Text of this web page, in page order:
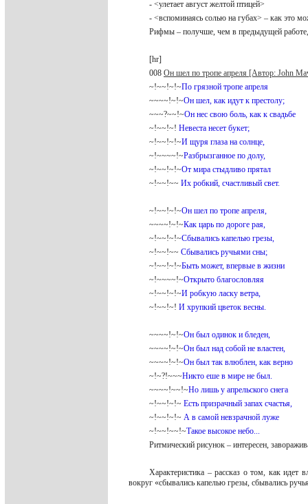
- <улетает август желтой птицей>
- <вспоминаясь солью на губах> – как это
Рифмы – получше, чем в предыдущей
[hr]
008 Он шел по тропе апреля [Автор: John
~!~~!~!~По грязной тропе апреля
~~~~!~!~Он шел, как идут к престолу;
~~~?~~!~Он нес свою боль, как к свадьбе
~!~~!~! Невеста несет букет;
~!~~!~!~И щуря глаза на солнце,
~!~~~~!~Разбрызганное по долу,
~!~~!~!~От мира стыдливо прятал
~!~~!~~ Их робкий, счастливый свет.
~!~~!~!~Он шел по тропе апреля,
~~~~!~!~Как царь по дороге рая,
~!~~!~!~Сбывались капелью грезы,
~!~~!~~ Сбывались ручьями сны;
~!~~!~!~Быть может, впервые в жизни
~!~~~~!~Открыто благословляя
~!~~!~!~И робкую ласку ветра,
~!~~!~! И хрупкий цветок весны.
~~~~!~!~Он был одинок и бледен,
~~~~!~!~Он был над собой не властен,
~~~~!~!~Он был так влюблен, как верно
~!~?!~~~Никто еше в мире не был.
~~~~!~~!~Но лишь у апрельского снега
~!~~!~!~ Есть призрачный запах счастья,
~!~~!~!~ А в самой невзрачной луже
~!~~!~~!~Такое высокое небо...
Ритмический рисунок – интересен,
Характеристика – рассказ о том, как идет
вокруг «сбывались капелью грезы, сбывались